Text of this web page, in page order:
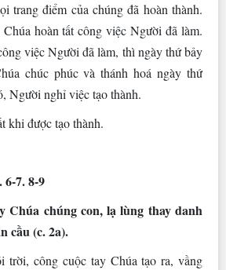
trang điểm của chúng đã hoàn thành.
hoàn tất công việc Người đã làm.
việc Người đã làm, thì ngày thứ bảy
chúc phúc và thánh hoá ngày thứ
Người nghỉ việc tạo thành.
khi được tạo thành.
7. 8-9
Chúa chúng con, lạ lùng thay danh
cầu (c. 2a).
trời, công cuộc tay Chúa tạo ra, vầng